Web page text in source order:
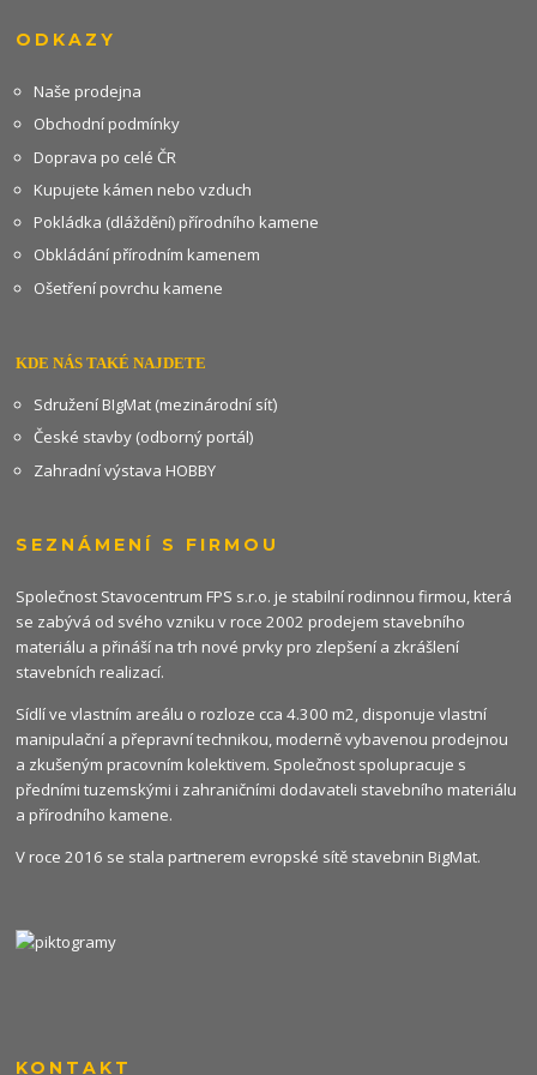
ODKAZY
Naše prodejna
Obchodní podmínky
Doprava po celé ČR
Kupujete kámen nebo vzduch
Pokládka (dláždění) přírodního kamene
Obkládání přírodním kamenem
Ošetření povrchu kamene
KDE NÁS TAKÉ NAJDETE
Sdružení BIgMat (mezinárodní síť)
České stavby (odborný portál)
Zahradní výstava HOBBY
SEZNÁMENÍ S FIRMOU
Společnost Stavocentrum FPS s.r.o. je stabilní rodinnou firmou, která
se zabývá od svého vzniku v roce 2002 prodejem stavebního
materiálu a přináší na trh nové prvky pro zlepšení a zkrášlení
stavebních realizací.
Sídlí ve vlastním areálu o rozloze cca 4.300 m2, disponuje vlastní
manipulační a přepravní technikou, moderně vybavenou prodejnou
a zkušeným pracovním kolektivem. Společnost spolupracuje s
předními tuzemskými i zahraničními dodavateli stavebního materiálu
a přírodního kamene.
V roce 2016 se stala partnerem evropské sítě stavebnin BigMat.
KONTAKT